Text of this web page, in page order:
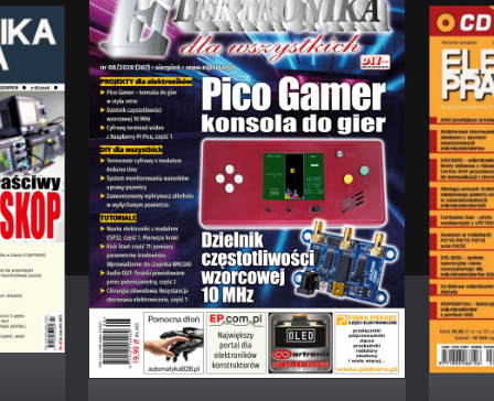
TUTORIALE
System sterowania DMX512 dla każdego.
Podstawy interfejsu DMX, oprogramowanie i
sprzęt. cz. 1